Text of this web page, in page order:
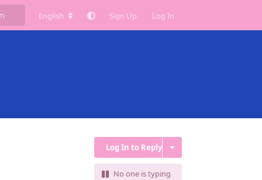
English Sign Up Log In
Log In to Reply
No one is typing